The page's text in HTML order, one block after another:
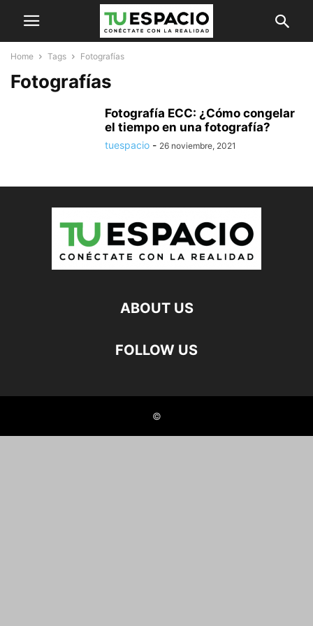
Home Tags Fotografías
Fotografías
Fotografía ECC: ¿Cómo congelar
el tiempo en una fotografía?
tuespacio - 26 noviembre, 2021
ABOUT US
FOLLOW US
©